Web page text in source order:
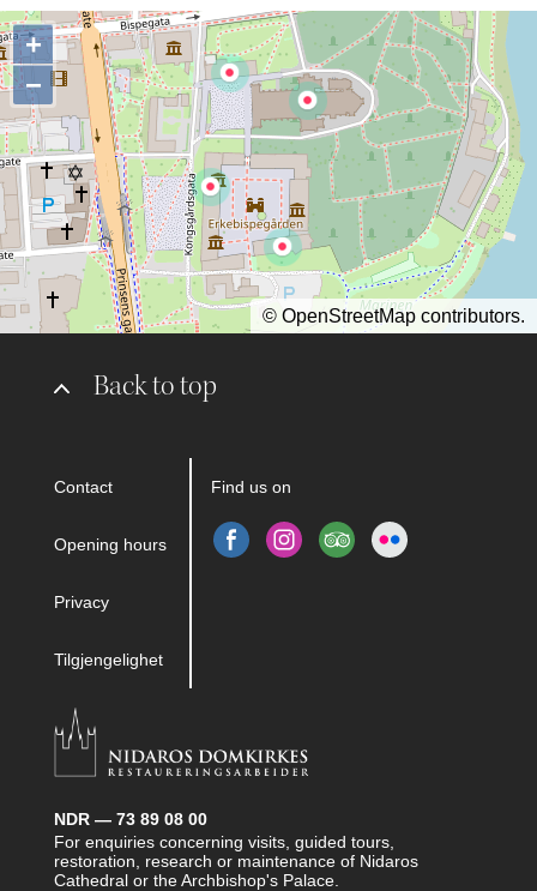
Back to top
Contact
Opening hours
Privacy
Tilgjengelighet
Find us on
NDR — 73 89 08 00
For enquiries concerning visits, guided tours,
restoration, research or maintenance of Nidaros
Cathedral or the Archbishop's Palace.
+
−
© OpenStreetMap contributors.